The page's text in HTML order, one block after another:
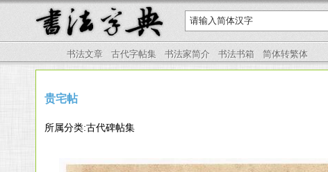
书法文章 古代字帖集 书法家简介 书法书箱 简体转繁体
贵宅帖
所属分类:古代碑帖集